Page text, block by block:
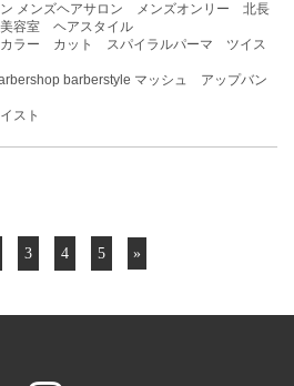
メンズヘアサロン メンズオンリー 北長
室 ヘアスタイル
ラー カット スパイラルパーマ ツイス
barberstyle マッシュ アップバン
スト
3 4 5 »